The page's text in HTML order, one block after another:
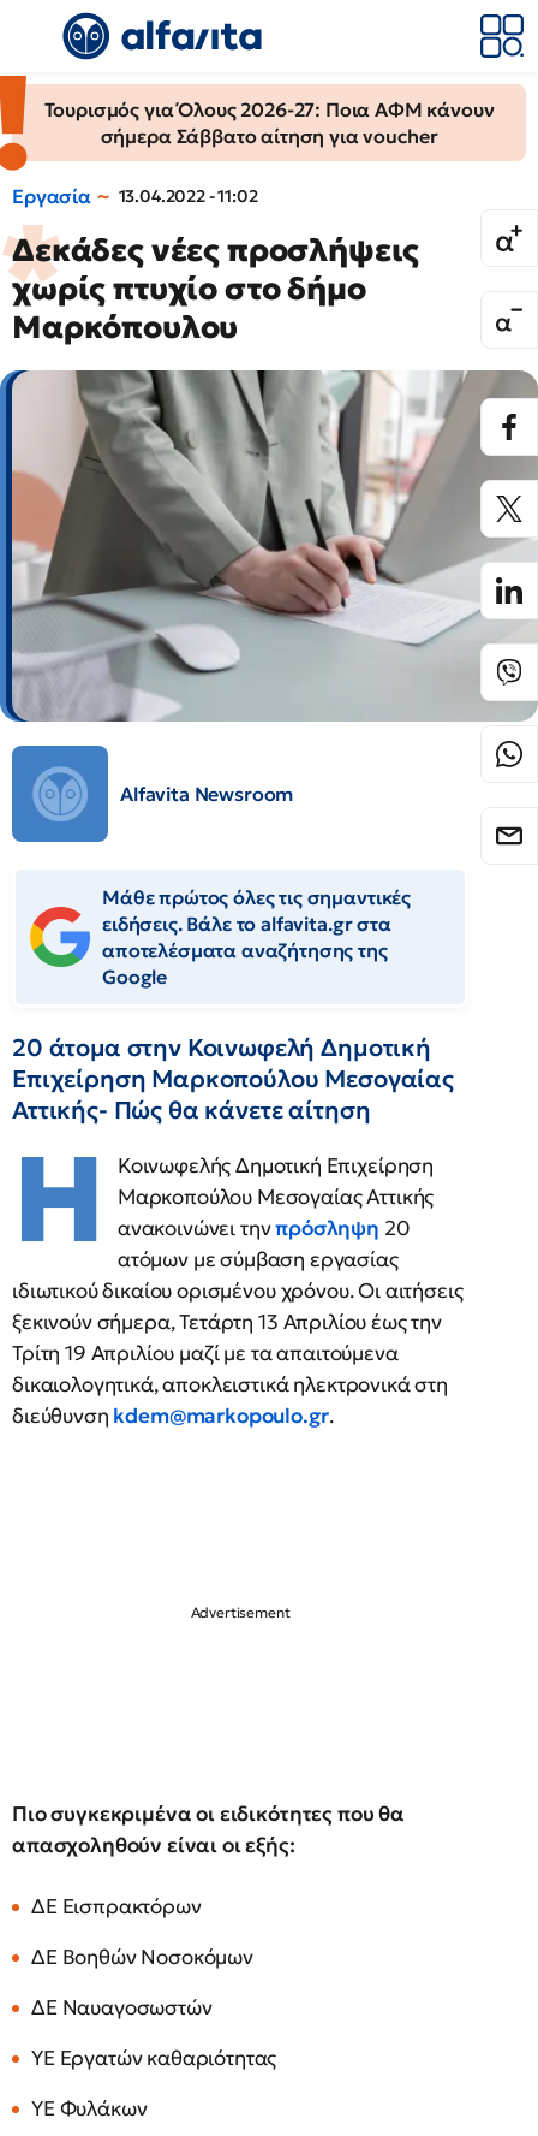
Τουρισμός για Όλους 2026-27: Ποια ΑΦΜ κάνουν
σήμερα Σάββατο αίτηση για voucher
Εργασία 13.04.2022 - 11:02
Δεκάδες νέες προσλήψεις
χωρίς πτυχίο στο δήμο
Μαρκόπουλου
Alfavita Newsroom
Μάθε πρώτος όλες τις σημαντικές
ειδήσεις. Βάλε το alfavita.gr στα
αποτελέσματα αναζήτησης της
Google
20 άτομα στην Κοινωφελή Δηµοτική
Επιχείρηση Μαρκοπούλου Μεσογαίας
Αττικής- Πώς θα κάνετε αίτηση
Η
Κοινωφελής Δηµοτική Επιχείρηση
Μαρκοπούλου Μεσογαίας Αττικής
ανακοινώνει τηνπρόσληψη 20
ατόμων με σύμβαση εργασίας
ιδιωτικού δικαίου ορισμένου χρόνου. Οι αιτήσεις
ξεκινούν σήμερα, Τετάρτη 13 Απριλίου έως την
Τρίτη 19 Απριλίου μαζί με τα απαιτούμενα
δικαιολογητικά, αποκλειστικά ηλεκτρονικά στη
διεύθυνση kdem@markopoulo.gr.
Πιο συγκεκριμένα οι ειδικότητες που θα
απασχοληθούν είναι οι εξής:
ΔΕ Εισπρακτόρων
ΔΕ Βοηθών Νοσοκόμων
ΔΕ Ναυαγοσωστών
ΥΕ Εργατών καθαριότητας
ΥΕ Φυλάκων